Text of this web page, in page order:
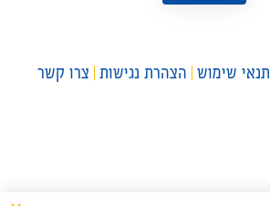
תנאי שימוש הצהרת נגישות צרו קשר